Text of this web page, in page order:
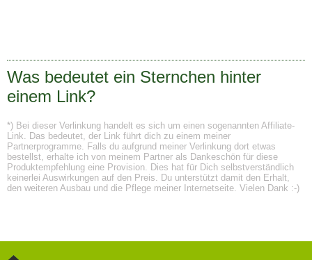
Was bedeutet ein Sternchen hinter
einem Link?
*) Bei dieser Verlinkung handelt es sich um einen sogenannten Affiliate-
Link. Das bedeutet, der Link führt dich zu einem meiner
Partnerprogramme. Falls du aufgrund meiner Verlinkung dort etwas
bestellst, erhalte ich von meinem Partner als Dankeschön für diese
Produktempfehlung eine Provision. Dies hat für Dich selbstverständlich
keinerlei Auswirkungen auf den Preis. Du unterstützt damit den Erhalt,
den weiteren Ausbau und die Pflege meiner Internetseite. Vielen Dank :-)